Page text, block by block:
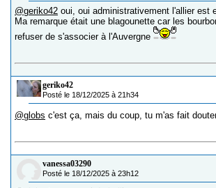
@geriko42 oui, oui administrativement l'allier est
Ma remarque était une blagounette car les
refuser de s'associer à l'Auvergne
geriko42
Posté le 18/12/2025 à 21h34
@globs c'est ça, mais du coup, tu m'as fait
vanessa03290
Posté le 18/12/2025 à 23h12